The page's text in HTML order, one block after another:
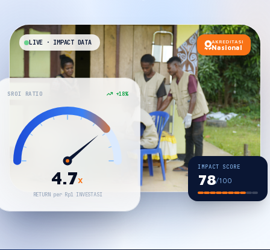
LIVE · IMPACT DATA AKREDITASI
Nasional
SROI RATIO +18%
4.7×
RETURN per Rp1 INVESTASI
IMPACT SCORE
78/100